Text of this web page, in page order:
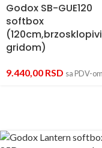
Godox SB-GUE120
softbox
gridom)
9.440,00 RSD sa PDV-om